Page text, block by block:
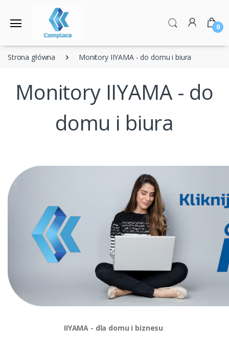
0
Strona główna Monitory IIYAMA - do domu i biura
Monitory IIYAMA - do
domu i biura
IIYAMA - dla domu i biznesu